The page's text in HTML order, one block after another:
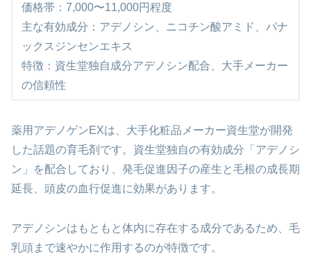
価格帯：7,000〜11,000円程度
主な有効成分：アデノシン、ニコチン酸アミド、パナ
ックスジンセンエキス
特徴：資生堂独自成分アデノシン配合、大手メーカー
の信頼性
薬用アデノゲンEXは、大手化粧品メーカー資生堂が開発
した話題の育毛剤です。資生堂独自の有効成分「アデノシ
ン」を配合しており、発毛促進因子の産生と毛根の成長期
延長、頭皮の血行促進に効果があります。
アデノシンはもともと体内に存在する成分であるため、毛
乳頭まで速やかに作用するのが特徴です。